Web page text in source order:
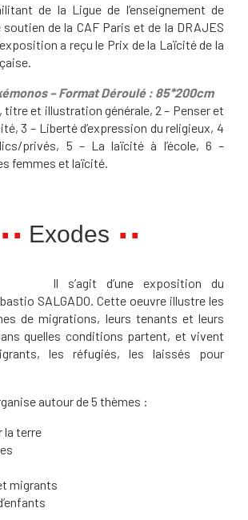
de la Ligue de l’enseignement de
soutien de la CAF Paris et de la DRAJES
a reçu le Prix de la Laïcité de la
– Format Déroulé : 85*200cm
titre et illustration générale, 2 – Penser et
3 – Liberté d’expression du religieux, 4
privés, 5 – La laïcité à l’école, 6 –
femmes et laïcité.
Exodes
Il s’agit d’une exposition du
SALGADO. Cette oeuvre illustre les
de migrations, leurs tenants et leurs
quelles conditions partent, et vivent
les réfugiés, les laissés pour
autour de 5 thèmes :
la terre
migrants